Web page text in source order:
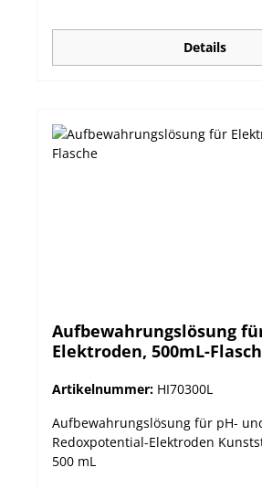
Details
Aufbewahrungslösung
Elektroden, 500mL-
Artikelnummer: HI70300L
Aufbewahrungslösung für pH-
Redoxpotential-Elektroden
500 mL